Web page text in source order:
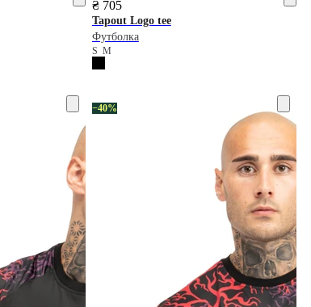
₴ 705
TapoutLogo tee
Футболка
S M
−40%